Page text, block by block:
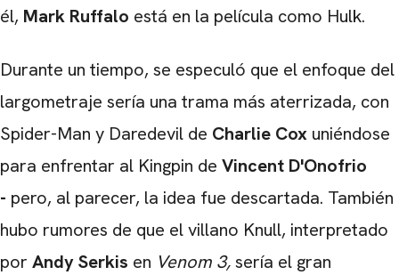
él, Mark Ruffalo está en la película como Hulk.
Durante un tiempo, se especuló que el enfoque del
largometraje sería una trama más aterrizada, con
Spider-Man y Daredevil de Charlie Cox uniéndose
para enfrentar al Kingpin de Vincent D'Onofrio
- pero, al parecer, la idea fue descartada. También
hubo rumores de que el villano Knull, interpretado
por Andy Serkis en Venom 3,sería el gran